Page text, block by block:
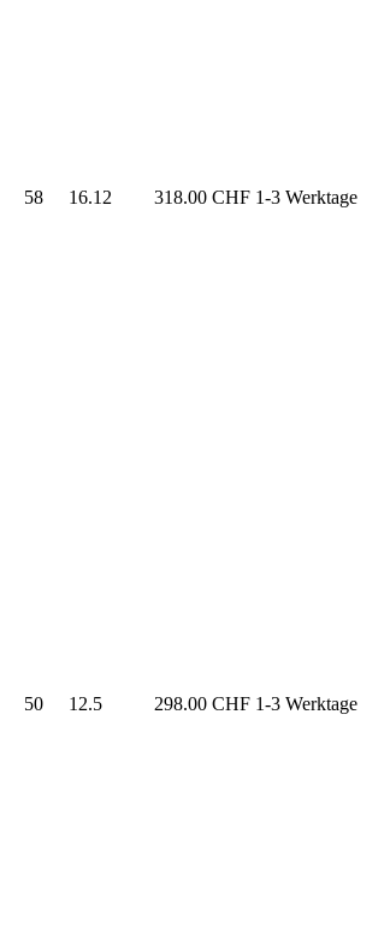
58 16.12 318.00 CHF 1-3 Werktage
50 12.5 298.00 CHF 1-3 Werktage